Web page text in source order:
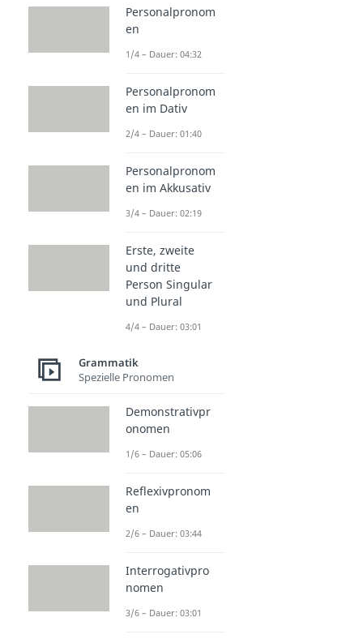
Personalpronom
en
1/4 – Dauer: 04:32
Personalpronom
en im Dativ
2/4 – Dauer: 01:40
Personalpronom
en im Akkusativ
3/4 – Dauer: 02:19
Erste, zweite
und dritte
Person Singular
und Plural
4/4 – Dauer: 03:01
Grammatik
Spezielle Pronomen
Demonstrativpr
onomen
1/6 – Dauer: 05:06
Reflexivpronom
en
2/6 – Dauer: 03:44
Interrogativpro
nomen
3/6 – Dauer: 03:01